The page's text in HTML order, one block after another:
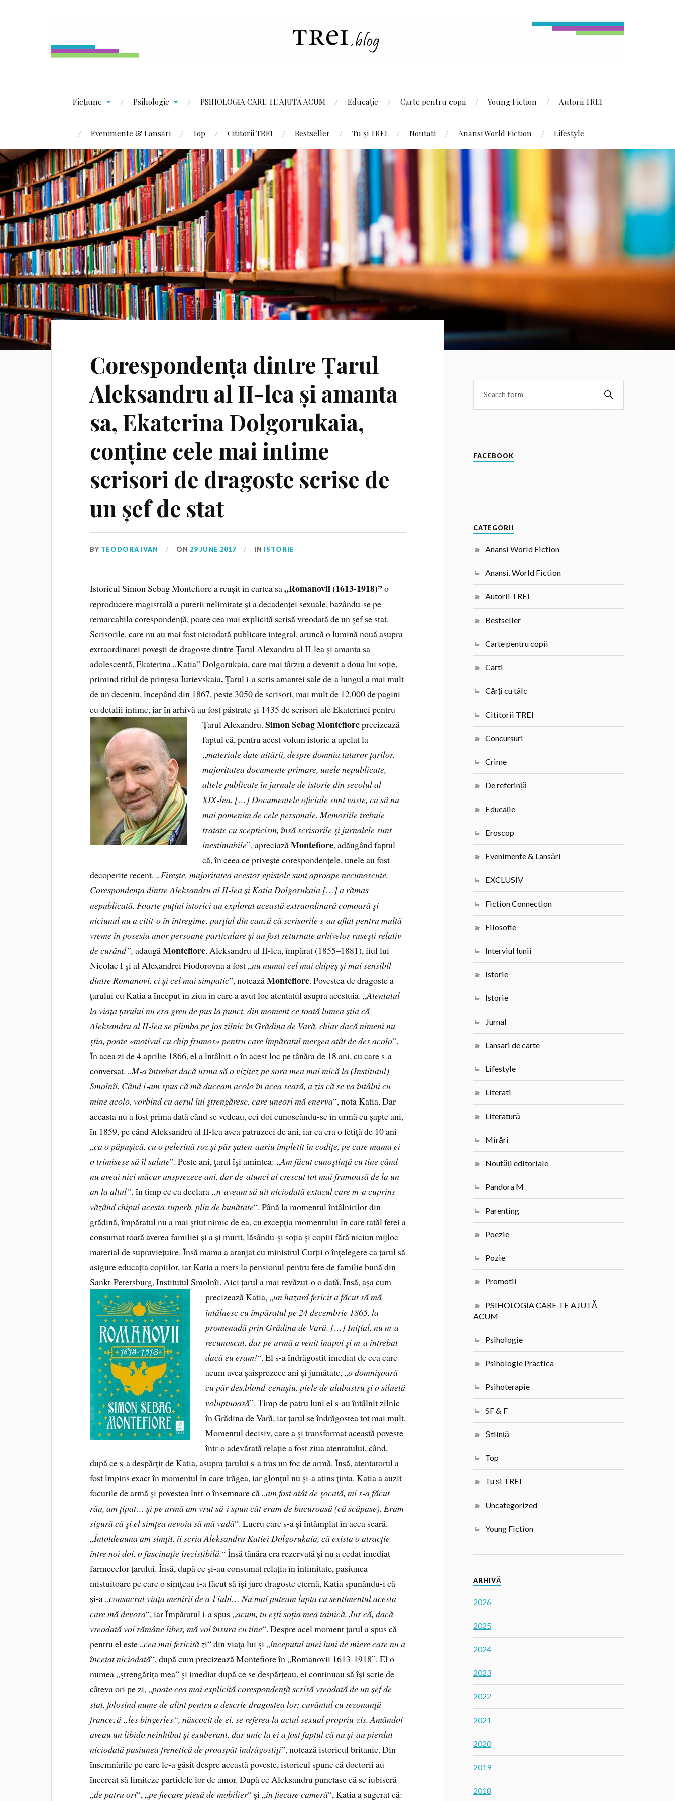
Ficțiune Psihologie PSIHOLOGIA CARE TE AJUTĂ ACUM Educație Carte pentru copii Young Fiction Autorii TREI
Evenimente & Lansări Top Cititorii TREI Bestseller Tu și TREI Noutati Anansi World Fiction Lifestyle
Corespondența dintre Țarul
Aleksandru al II-lea și amanta
sa, Ekaterina Dolgorukaia,
conține cele mai intime
scrisori de dragoste scrise de
un șef de stat
BY TEODORA IVAN ON 29 JUNE 2017 IN ISTORIE
Istoricul Simon Sebag Montefiore a reușit în cartea sa„Romanovii (1613-1918)”o
reproducere magistrală a puterii nelimitate și a decadenței sexuale, bazându-se pe
remarcabila corespondență, poate cea mai explicită scrisă vreodată de un șef se stat.
Scrisorile, care nu au mai fost niciodată publicate integral, aruncă o lumină nouă asupra
extraordinarei povești de dragoste dintre Țarul Alexandru al II-lea și amanta sa
adolescentă, Ekaterina „Katia” Dolgorukaia, care mai târziu a devenit a doua lui soție,
primind titlul de prinţesa Iurievskaia.Țarul i-a scris amantei sale de-a lungul a mai mult
de un deceniu, începând din 1867, peste 3050 de scrisori, mai mult de 12.000 de pagini
cu detalii intime, iar în arhivă au fost păstrate și 1435 de scrisori ale Ekaterinei pentru
Țarul Alexandru.Simon Sebag Montefioreprecizează
faptul că, pentru acest volum istoric a apelat la
„materiale date uitării, despre domnia tuturor ţarilor,
majo­ritatea documente primare, unele nepublicate,
altele publicate în jurnale de istorie din secolul al
XIX‑lea. […]Documentele oficiale sunt vaste, ca să nu
mai pomenim de cele perso­nale. Memoriile trebuie
tratate cu scepticism, însă scrisorile şi jurnalele sunt
inestimabile”, apreciazăMontefiore, adăugând faptul
că, în ceea ce privește corespondențele, unele au fost
decoperite recent. „Fireşte, majoritatea acestor epistole sunt aproape necunoscute.
Corespondenţa dintre Aleksandru al II‑lea şi Katia Dolgorukaia […] a rămas
nepublicată. Foarte puţini istorici au explorat această extraordinară comoară şi
niciunul nu a citit‑o în întregime, parţial din cauză că scrisorile s‑au aflat pentru multă
vreme în posesia unor persoane particulare şi au fost returnate arhivelor ruseşti relativ
de curând”,adaugăMontefiore. Aleksandru al II‑lea, împărat (1855–1881), fiul lui
Nicolae I şi al Alexandrei Fiodorovna a fost „nu numai cel mai chipeş şi mai sensibil
dintre Romanovi, ci şi cel mai simpatic”, noteazăMontefiore. Povestea de dragoste a
țarului cu Katia a început în ziua în care a avut loc atentatul asupra acestuia. „Atentatul
la viaţa ţarului nu era greu de pus la punct, din moment ce toată lumea ştia că
Aleksandru al II‑lea se plimba pe jos zilnic în Grădina de Vară, chiar dacă nimeni nu
ştia, poate «motivul cu chip frumos» pentru care împăratul mergea atât de des acolo”.
În acea zi de 4 aprilie 1866, el a întâlnit-o în acest loc pe tânăra de 18 ani, cu care s-a
conversat. „M‑a întrebat dacă urma să o vizitez pe sora mea mai mică la (Institutul)
Smolnîi. Când i‑am spus că mă duceam acolo în acea seară, a zis că se va întâlni cu
mine acolo, vorbind cu aerul lui ştrengăresc, care uneori mă enerva“, nota Katia. Dar
aceasta nu a fost prima dată când se vedeau, cei doi cunoscându-se în urmă cu şapte ani,
în 1859, pe când Aleksandru al II-lea avea patruzeci de ani, iar ea era o fetiță de 10 ani
„ca o păpuşică, cu o pelerină roz şi păr şaten‑auriu împletit în codiţe, pe care mama ei
o trimisese să îl salute”. Peste ani, ţarul îşi amintea: „Am făcut cunoştinţă cu tine când
nu aveai nici măcar unsprezece ani, dar de‑atunci ai crescut tot mai frumoasă de la un
an la altul”, în timp ce ea declara „n‑aveam să uit niciodată extazul care m‑a cuprins
văzând chipul acesta superb, plin de bunătate“. Până la momentul întâlnirilor din
grădină, împăratul nu a mai știut nimic de ea, cu excepția momentului în care tatăl fetei a
consumat toată averea familiei și a și murit, lăsându-și soția și copiii fără niciun mijloc
material de supraviețuire. Însă mama a aranjat cu ministrul Curții o înțelegere ca țarul să
asigure educația copiilor, iar Katia a mers la pensionul pentru fete de familie bună din
Sankt‑Peters­burg, Institutul Smolnîi. Aici țarul a mai revăzut-o o dată.Însă, așa cum
precizează Katia, „un hazard fericit a făcut să mă
întâlnesc cu împăratul pe 24 decembrie 1865, la
promenadă prin Grădina de Vară. […] Iniţial, nu m‑a
recunoscut, dar pe urmă a venit înapoi şi m‑a întrebat
dacă eu eram!“. El s-a îndrăgostit imediat de cea care
acum avea şaisprezece ani şi jumătate, „o domnişoară
cu păr des,blond‑cenuşiu, piele de alabastru şi o siluetă
voluptuoasă”. Timp de patru luni ei s-au întâlnit zilnic
în Grădina de Vară, iar țarul se îndrăgostea tot mai mult.
Momentul decisiv, care a și transformat această poveste
într-o adevărată relație a fost ziua atentatului, când,
după ce s-a despărțit de Katia, asupra țarului s-a tras un foc de armă. Însă, atentatorul a
fost împins exact în momentul în care trăgea, iar glonțul nu și-a atins ținta. Katia a auzit
focurile de armă și povestea într-o însemnare că „am fost atât de şocată, mi s‑a făcut
rău, am ţipat… şi pe urmă am vrut să‑i spun cât eram de bucuroasă (că scăpase). Eram
sigură că şi el simţea nevoia să mă vadă“. Lucru care s-a și întâmplat în acea seară.
„Întotdeauna am simţit, îi scria Aleksandru Katiei Dolgorukaia, că exista o atracţie
între noi doi, o fascinaţie irezistibilă.“ Însă tânăra era rezervată și nu a cedat imediat
farmecelor țarului. Însă, după ce și-au consumat relația în intimitate, pasiunea
mistuitoare pe care o simțeau i-a făcut să își jure dragoste eternă, Katia spunându-i că
şi‑a „consacrat viaţa menirii de a‑l iubi… Nu mai puteam lupta cu sentimentul acesta
care mă devora“, iar Împăratul i-a spus „acum, tu eşti soţia mea tainică. Jur că, dacă
vreodată voi rămâne liber, mă voi însura cu tine“. Despre acel moment țarul a spus că
pentru el este „cea mai fericită zi“ din viaţa lui şi „începutul unei luni de miere care nu a
încetat niciodată“, după cum precizează Montefiore în „Romanovii 1613-1918”. El o
numea „ştrengăriţa mea“ și imediat după ce se despărțeau, ei continuau să își scrie de
câteva ori pe zi, „poate cea mai explicită corespondenţă scrisă vreodată de un şef de
stat, folosind nume de alint pentru a descrie dragostea lor: cuvântul cu rezonanţă
franceză „les bingerles“, născocit de ei, se referea la actul sexual propriu‑zis. Amândoi
aveau un libido neinhibat şi exuberant, dar unic la ei a fost faptul că nu şi‑au pierdut
niciodată pasiunea frenetică de proaspăt îndrăgostiţi”, notează istoricul britanic. Din
însemnările pe care le-a găsit despre această poveste, istoricul spune că doctorii au
încercat să limiteze partidele lor de amor. După ce Aleksandru punctase că se iubiseră
„de patru ori“, „pe fiecare piesă de mobilier“ şi „în fiecare cameră“, Katia a sugerat că:
FACEBOOK
CATEGORII
Anansi World Fiction
Anansi. World Fiction
Autorii TREI
Bestseller
Carte pentru copii
Carti
Cărți cu tâlc
Cititorii TREI
Concursuri
Crime
De referință
Educație
Eroscop
Evenimente & Lansări
EXCLUSIV
Fiction Connection
Filosofie
Interviul lunii
Istorie
Istorie
Jurnal
Lansari de carte
Lifestyle
Literati
Literatură
Mirări
Noutăți editoriale
Pandora M
Parenting
Poezie
Pozie
Promotii
PSIHOLOGIA CARE TE AJUTĂ
ACUM
Psihologie
Psihologie Practica
Psihoterapie
SF & F
Știință
Top
Tu și TREI
Uncategorized
Young Fiction
ARHIVĂ
2026
2025
2024
2023
2022
2021
2020
2019
2018